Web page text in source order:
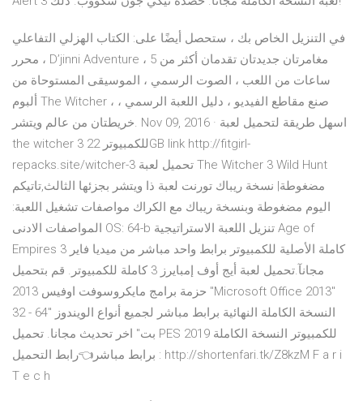
في التنزيل الخاص بك ، ستحصل أيضًا على: الكتاب الهزلي التفاعلي
، محرر D’jinni Adventure ، مغامرتان جديدتان تقدمان أكثر من 5
ساعات من اللعب ، الصوت الرسمي ، الموسيقى المستوحاة من
ألبوم The Witcher ، صنع مقاطع الفيديو ، دليل اللعبة الرسمي ،
خريطتان من عالم ويتشر. Nov 09, 2016 · اسهل طريقة لتحميل لعبة
the witcher 3 للكمبيوتر 22GB link http://fitgirl-
repacks.site/witcher-3 تحميل لعبة The Witcher 3 Wild Hunt
مضغوطة| نسخة ريباك تورنت لعبة ذا ويتشر بجزئها الثالث,تاتيكم
اليوم مضغوطة وبنسخة ريباك مع الكراك مواصفات تشغيل اللعبة:
المواصفات الادنى OS: 64-b تنزيل اللعبة الاستراتيجية Age of
Empires 3 كاملة الأصلية للكمبيوتر برابط واحد مباشر من ميديا فاير
مجانآ.تحميل لعبة أيج أوف إمبايرز 3 كاملة للكمبيوتر. قم بتحميل
حزمة برامج مايكروسوفت اوفيس 2013 "Microsoft Office 2013"
النسخة الكاملة النهائية برابط مباشر لجميع أنواع الويندوز "64 - 32
بت" اخر تحديث مجانا. تحميل PES 2019 للكمبيوتر النسخة الكاملة
برابط مباشر👈رابط التحميل : http://shortenfari.tk/Z8kzM F a r i
T e c h